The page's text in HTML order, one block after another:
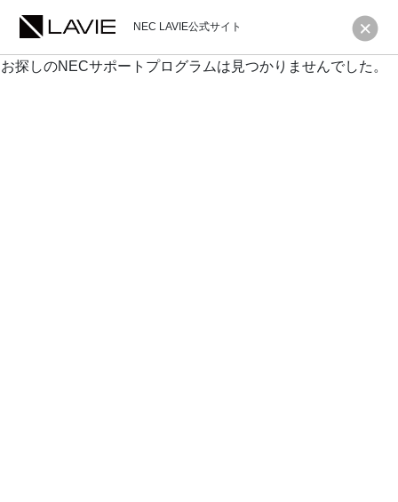
NEC LAVIE公式サイト
お探しのNECサポートプログラムは見つかりませんでした。